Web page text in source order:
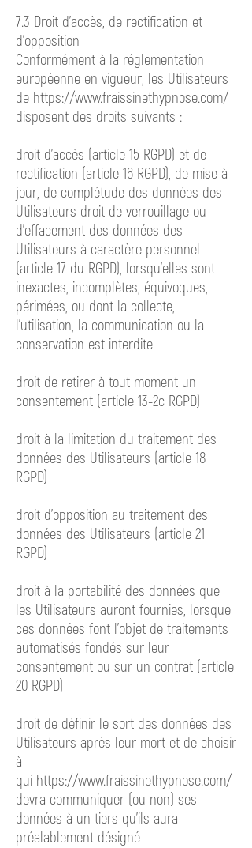
7.3 Droit d’accès, de rectification et
d’opposition
Conformément à la réglementation
européenne en vigueur, les Utilisateurs
de https://www.fraissinethypnose.com/
disposent des droits suivants :
droit d'accès (article 15 RGPD) et de
rectification (article 16 RGPD), de mise à
jour, de complétude des données des
Utilisateurs droit de verrouillage ou
d’effacement des données des
Utilisateurs à caractère personnel
(article 17 du RGPD), lorsqu’elles sont
inexactes, incomplètes, équivoques,
périmées, ou dont la collecte,
l'utilisation, la communication ou la
conservation est interdite
droit de retirer à tout moment un
consentement (article 13-2c RGPD)
droit à la limitation du traitement des
données des Utilisateurs (article 18
RGPD)
droit d’opposition au traitement des
données des Utilisateurs (article 21
RGPD)
droit à la portabilité des données que
les Utilisateurs auront fournies, lorsque
ces données font l’objet de traitements
automatisés fondés sur leur
consentement ou sur un contrat (article
20 RGPD)
droit de définir le sort des données des
Utilisateurs après leur mort et de choisir
à
qui https://www.fraissinethypnose.com/
devra communiquer (ou non) ses
données à un tiers qu’ils aura
préalablement désigné